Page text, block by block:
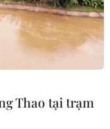
Thao tại trạm